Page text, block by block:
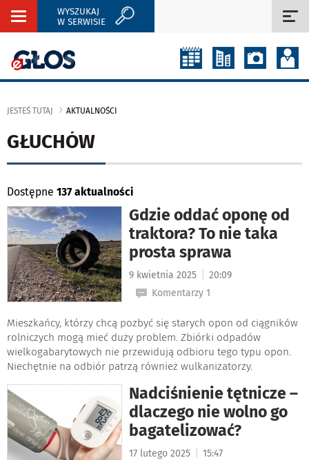
Rozwiń
WYSZUKAJ
W SERWISIE
JESTEŚ TUTAJ AKTUALNOŚCI
GŁUCHÓW
Dostępne 137 aktualności
Gdzie oddać oponę od
traktora? To nie taka
prosta sprawa
9 kwietnia 2025
20:09
Komentarzy 1
Mieszkańcy, którzy chcą pozbyć się starych opon od ciągników
rolniczych mogą mieć duży problem. Zbiórki odpadów
wielkogabarytowych nie przewidują odbioru tego typu opon.
Niechętnie na odbiór patrzą również wulkanizatorzy.
Nadciśnienie tętnicze –
dlaczego nie wolno go
bagatelizować?
17 lutego 2025 15:47